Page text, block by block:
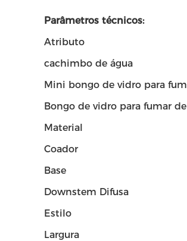
Parâmetros técnicos:
Atributo
cachimbo de água
Mini bongo de vidro para
Bongo de vidro para fumar
Material
Coador
Base
Downstem Difusa
Estilo
Largura